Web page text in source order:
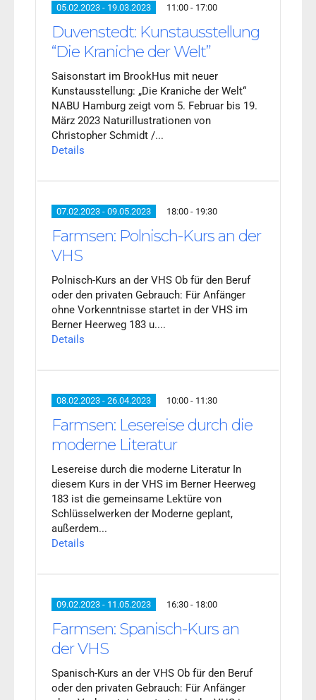
05.02.2023 - 19.03.2023 11:00 - 17:00
Duvenstedt: Kunstausstellung
“Die Kraniche der Welt”
Saisonstart im BrookHus mit neuer
Kunstausstellung: „Die Kraniche der Welt“
NABU Hamburg zeigt vom 5. Februar bis 19.
März 2023 Naturillustrationen von
Christopher Schmidt /...
Details
07.02.2023 - 09.05.2023 18:00 - 19:30
Farmsen: Polnisch-Kurs an der
VHS
Polnisch-Kurs an der VHS Ob für den Beruf
oder den privaten Gebrauch: Für Anfänger
ohne Vorkenntnisse startet in der VHS im
Berner Heerweg 183 u....
Details
08.02.2023 - 26.04.2023 10:00 - 11:30
Farmsen: Lesereise durch die
moderne Literatur
Lesereise durch die moderne Literatur In
diesem Kurs in der VHS im Berner Heerweg
183 ist die gemeinsame Lektüre von
Schlüsselwerken der Moderne geplant,
außerdem...
Details
09.02.2023 - 11.05.2023 16:30 - 18:00
Farmsen: Spanisch-Kurs an
der VHS
Spanisch-Kurs an der VHS Ob für den Beruf
oder den privaten Gebrauch: Für Anfänger